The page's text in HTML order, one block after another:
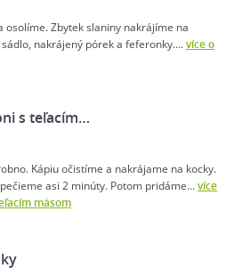
osolíme. Zbytek slaniny nakrájíme na
nakrájený pórek a feferonky....více o
s teľacím…
Kápiu očistíme a nakrájame na kocky.
asi 2 minúty. Potom pridáme...více
mäsom